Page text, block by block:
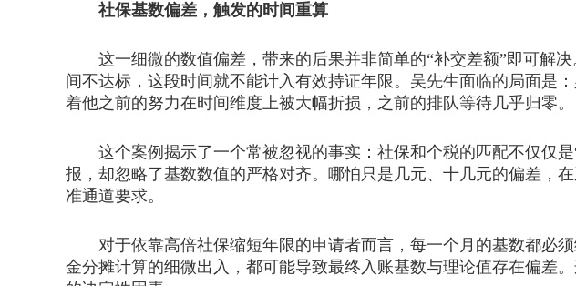
社保基数偏差，触发的时间重算
这一细微的数值偏差，带来的后果并非简单的“补交差额”即可解决
间不达标，这段时间就不能计入有效持证年限。吴先生面临的局面是
着他之前的努力在时间维度上被大幅折损，之前的排队等待几乎归零。
这个案例揭示了一个常被忽视的事实：社保和个税的匹配不仅仅是
报，却忽略了基数数值的严格对齐。哪怕只是几元、十几元的偏差，
准通道要求。
对于依靠高倍社保缩短年限的申请者而言，每一个月的基数都必须
金分摊计算的细微出入，都可能导致最终入账基数与理论值存在偏差